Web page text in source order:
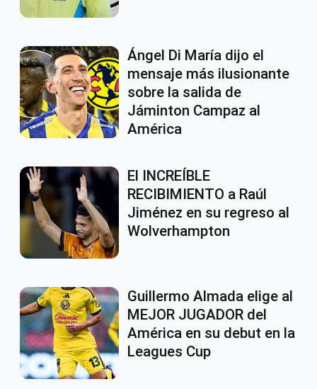
Ángel Di María dijo el
mensaje más ilusionante
sobre la salida de
Jáminton Campaz al
América
El INCREÍBLE
RECIBIMIENTO a Raúl
Jiménez en su regreso al
Wolverhampton
Guillermo Almada elige al
MEJOR JUGADOR del
América en su debut en la
Leagues Cup